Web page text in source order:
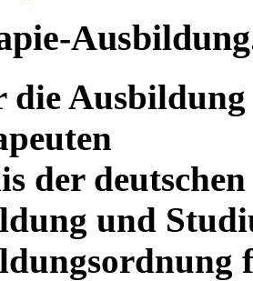
die
der
und